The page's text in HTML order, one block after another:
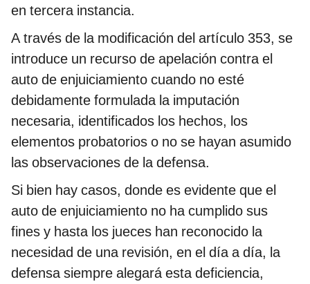
en tercera instancia.
A través de la modificación del artículo 353, se
introduce un recurso de apelación contra el
auto de enjuiciamiento cuando no esté
debidamente formulada la imputación
necesaria, identificados los hechos, los
elementos probatorios o no se hayan asumido
las observaciones de la defensa.
Si bien hay casos, donde es evidente que el
auto de enjuiciamiento no ha cumplido sus
fines y hasta los jueces han reconocido la
necesidad de una revisión, en el día a día, la
defensa siempre alegará esta deficiencia,